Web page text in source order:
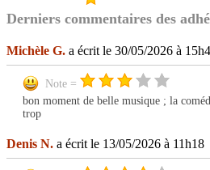
Derniers commentaires des
Michèle G. a écrit le 30/05/2026 à
Note =
bon moment de belle musique ; la
trop
Denis N. a écrit le 13/05/2026 à 11h18